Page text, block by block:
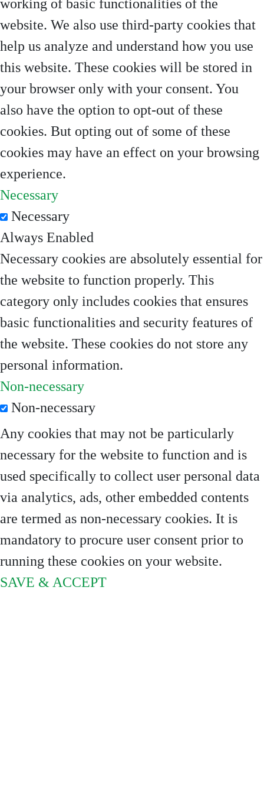
working of basic functionalities of the
website. We also use third-party cookies that
help us analyze and understand how you use
this website. These cookies will be stored in
your browser only with your consent. You
also have the option to opt-out of these
cookies. But opting out of some of these
cookies may have an effect on your browsing
experience.
Necessary
Necessary
Always Enabled
Necessary cookies are absolutely essential for
the website to function properly. This
category only includes cookies that ensures
basic functionalities and security features of
the website. These cookies do not store any
personal information.
Non-necessary
Non-necessary
Any cookies that may not be particularly
necessary for the website to function and is
used specifically to collect user personal data
via analytics, ads, other embedded contents
are termed as non-necessary cookies. It is
mandatory to procure user consent prior to
running these cookies on your website.
SAVE & ACCEPT